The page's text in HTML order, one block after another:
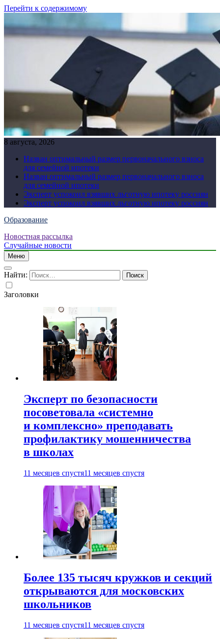
Перейти к содержимому
8 августа, 2026
Назван оптимальный размер первоначального взноса
для семейной ипотеки
Назван оптимальный размер первоначального взноса
для семейной ипотеки
Эксперт успокоил взявших льготную ипотеку россиян
Эксперт успокоил взявших льготную ипотеку россиян
Образование
Новостная рассылка
Случайные новости
Меню
Найти:
Заголовки
Эксперт по безопасности
посоветовала «системно
и комплексно» преподавать
профилактику мошенничества
в школах
11 месяцев спустя11 месяцев спустя
Более 135 тысяч кружков и секций
открываются для московских
школьников
11 месяцев спустя11 месяцев спустя